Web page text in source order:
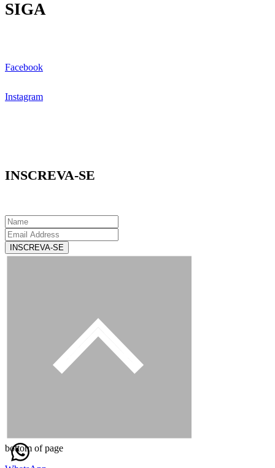
SIGA
Facebook
Instagram
INSCREVA-SE
INSCREVA-SE
bottom of page